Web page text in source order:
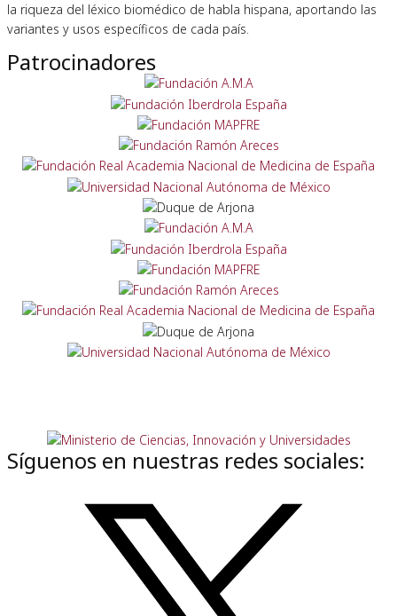
la riqueza del léxico biomédico de habla hispana, aportando las
variantes y usos específicos de cada país.
Patrocinadores
Síguenos en nuestras redes sociales: